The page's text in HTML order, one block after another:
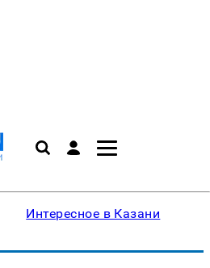
Интересное в Казани